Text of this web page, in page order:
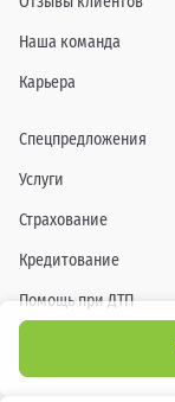
Наша команда
Карьера
Спецпредложения
Услуги
Страхование
Кредитование
Помощь при ДТП